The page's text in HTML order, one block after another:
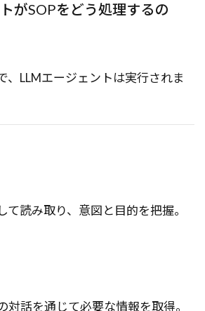
がSOPをどう処理するの
、LLMエージェントは実行されま
て読み取り、意図と目的を把握。
対話を通じて必要な情報を取得。